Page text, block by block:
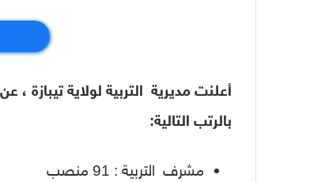
أعلنت مديرية التربية لولاية تيبازة
بالرتب التالية:
مشرف التربية : 91 منصب